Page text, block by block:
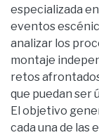
especializada
eventos
analizar los
montaje
retos
que puedan ser
El objetivo
cada una de las